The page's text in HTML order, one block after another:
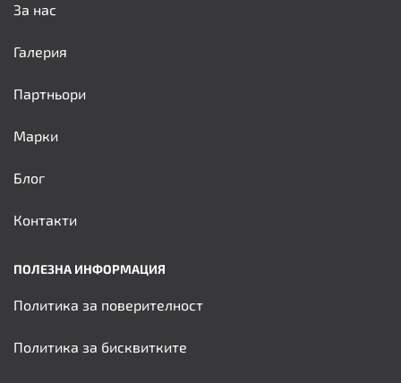
За нас
Галерия
Партньори
Марки
Блог
Контакти
ПОЛЕЗНА ИНФОРМАЦИЯ
Политика за поверителност
Политика за бисквитките